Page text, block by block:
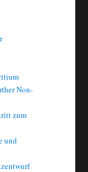
Non-
zum
und